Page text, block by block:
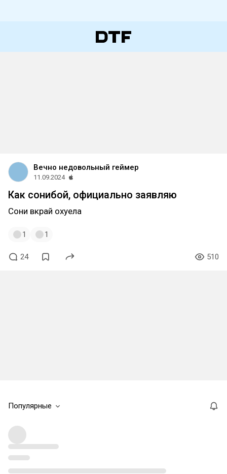
Вечно недовольный геймер
11.09.2024
Как сонибой, официально заявляю
Сони вкрай охуела
1 1
24 510
Популярные